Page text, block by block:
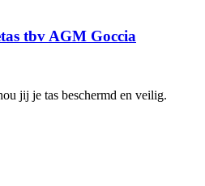
tbv AGM Goccia
jij je tas beschermd en veilig.